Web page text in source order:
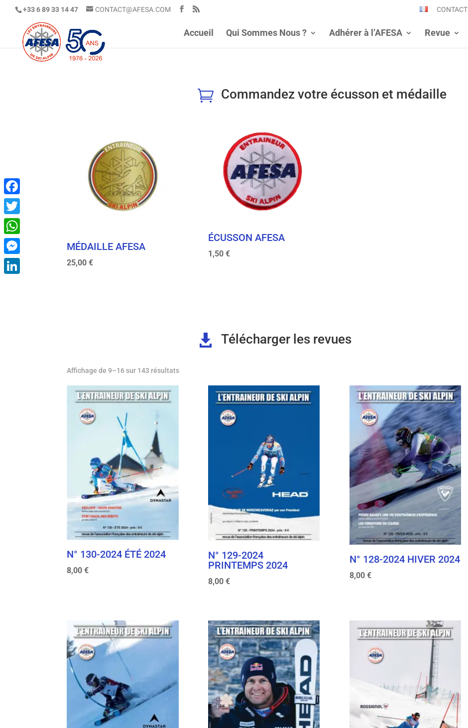
+33 6 89 33 14 47 CONTACT@AFESA.COM CONTACT
Accueil Qui Sommes Nous ? Adhérer à l’AFESA Revue
 Commandez votre écusson et médaille
MÉDAILLE AFESA
25,00€
ÉCUSSON AFESA
1,50 €
 Télécharger les revues
Affichage de 9–16 sur 143 résultatsTrié
N° 130-2024 ÉTÉ 2024
8,00€
N° 129-2024
PRINTEMPS 2024
8,00 €
N° 128-2024 HIVER 2024
8,00 €
Facebook
Twitter
WhatsApp
Messenger